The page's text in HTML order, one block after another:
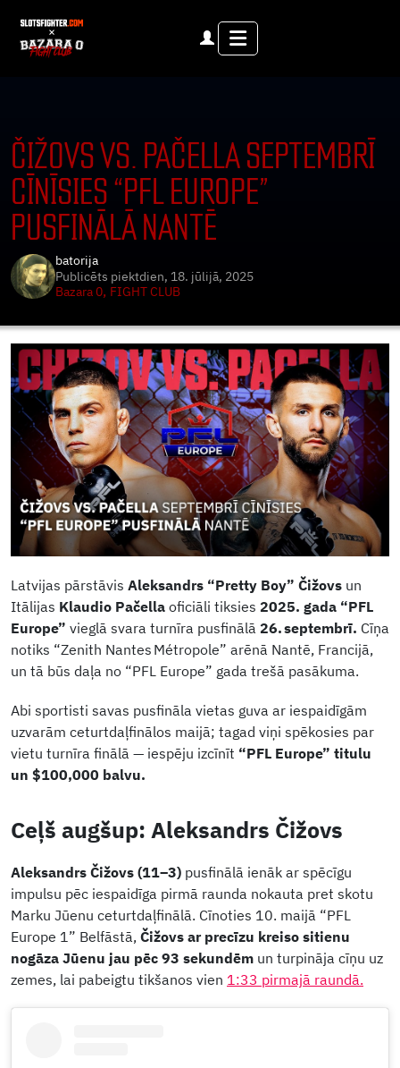
Menu
ČIŽOVS VS. PAČELLA SEPTEMBRĪ
CĪNĪSIES “PFL EUROPE”
PUSFINĀLĀ NANTĒ
batorija
Publicēts piektdien, 18. jūlijā, 2025
Bazara 0, FIGHT CLUB
Latvijas pārstāvis Aleksandrs “Pretty Boy” Čižovs un
Itālijas Klaudio Pačella oficiāli tiksies 2025. gada “PFL
Europe” vieglā svara turnīra pusfinālā 26. septembrī. Cīņa
notiks “Zenith Nantes Métropole” arēnā Nantē, Francijā,
un tā būs daļa no “PFL Europe” gada trešā pasākuma.
Abi sportisti savas pusfināla vietas guva ar iespaidīgām
uzvarām ceturtdaļfinālos maijā; tagad viņi spēkosies par
vietu turnīra finālā — iespēju izcīnīt “PFL Europe” titulu
un $100,000 balvu.
Ceļš augšup: Aleksandrs Čižovs
Aleksandrs Čižovs (11–3) pusfinālā ienāk ar spēcīgu
impulsu pēc iespaidīga pirmā raunda nokauta pret skotu
Marku Jūenu ceturtdaļfinālā. Cīnoties 10. maijā “PFL
Europe 1” Belfāstā, Čižovs ar precīzu kreiso sitienu
nogāza Jūenu jau pēc 93 sekundēm un turpināja cīņu uz
zemes, lai pabeigtu tikšanos vien 1:33 pirmajā raundā.